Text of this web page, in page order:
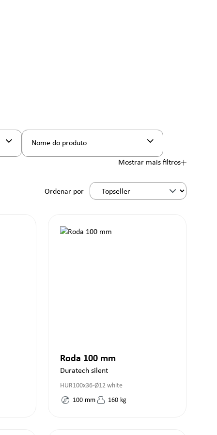
Nome do produto
Mostrar mais filtros
Ordenar por
Roda 100 mm
Duratech silent
HUR100x36-Ø12 white
100 mm 160 kg